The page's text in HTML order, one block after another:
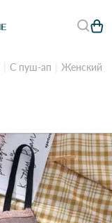
С пуш-ап Женский